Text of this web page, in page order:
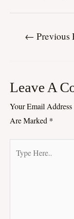
← Previous
Leave A
Your Email
Are Marked *
Here..